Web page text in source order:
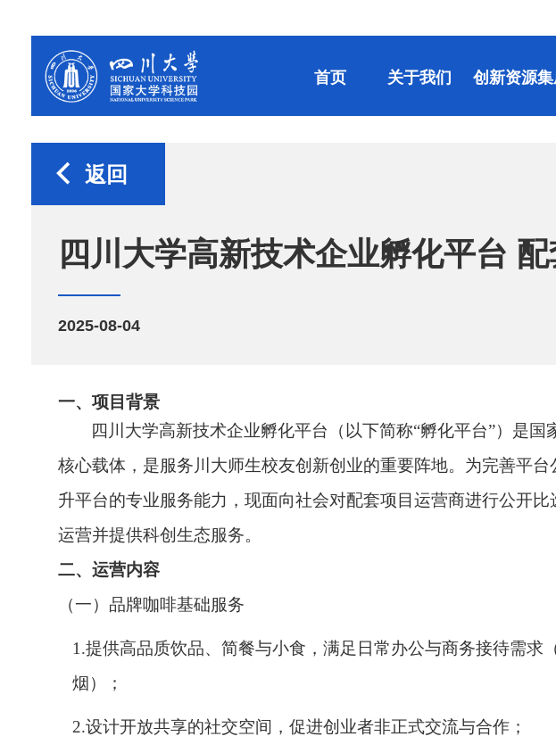
首页 关于我们 创新资源
返回
四川大学高新技术企业孵化平台
2025-08-04
一、项目背景
四川大学高新技术企业孵化平台（以下简称“孵化平台”）是国
核心载体，是服务川大师生校友创新创业的重要阵地。为完善平台
升平台的专业服务能力，现面向社会对配套项目运营商进行公开比
运营并提供科创生态服务。
二、运营内容
（一）品牌咖啡基础服务
1.提供高品质饮品、简餐与小食，满足日常办公与商务接待需求
烟）；
2.设计开放共享的社交空间，促进创业者非正式交流与合作；